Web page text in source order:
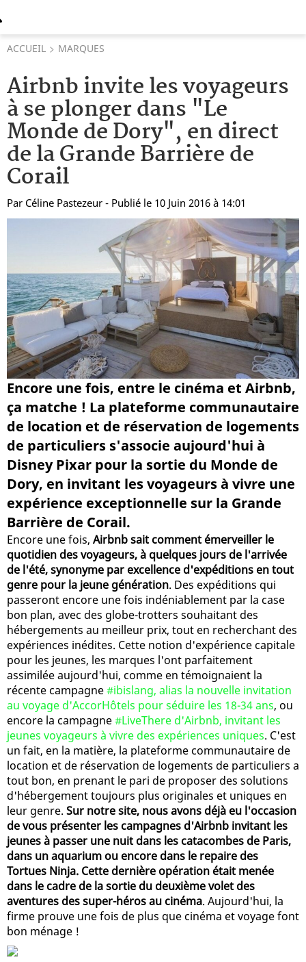
ACCUEIL MARQUES
Airbnb invite les voyageurs
à se plonger dans "Le
Monde de Dory", en direct
de la Grande Barrière de
Corail
Par Céline Pastezeur - Publié le 10 Juin 2016 à 14:01
Encore une fois, entre le cinéma et Airbnb,
ça matche ! La plateforme communautaire
de location et de réservation de logements
de particuliers s'associe aujourd'hui à
Disney Pixar pour la sortie du Monde de
Dory, en invitant les voyageurs à vivre une
expérience exceptionnelle sur la Grande
Barrière de Corail.
Encore une fois, Airbnb sait comment émerveiller le
quotidien des voyageurs, à quelques jours de l'arrivée
de l'été, synonyme par excellence d'expéditions en tout
genre pour la jeune génération. Des expéditions qui
passeront encore une fois indéniablement par la case
bon plan, avec des globe-trotters souhaitant des
hébergements au meilleur prix, tout en recherchant des
expériences inédites. Cette notion d'expérience capitale
pour les jeunes, les marques l'ont parfaitement
assimilée aujourd'hui, comme en témoignaient la
récente campagne#ibislang, alias la nouvelle invitation
au voyage d'AccorHôtels pour séduire les 18-34 ans, ou
encore la campagne#LiveThere d'Airbnb, invitant les
jeunes voyageurs à vivre des expériences uniques. C'est
un fait, en la matière, la plateforme communautaire de
location et de réservation de logements de particuliers a
tout bon, en prenant le pari de proposer des solutions
d'hébergement toujours plus originales et uniques en
leur genre. Sur notre site, nous avons déjà eu l'occasion
de vous présenter les campagnes d'Airbnb invitant les
jeunes à passer une nuit dans les catacombes de Paris,
dans un aquarium ou encore dans le repaire des
Tortues Ninja. Cette dernière opération était menée
dans le cadre de la sortie du deuxième volet des
aventures des super-héros au cinéma. Aujourd'hui, la
firme prouve une fois de plus que cinéma et voyage font
bon ménage !